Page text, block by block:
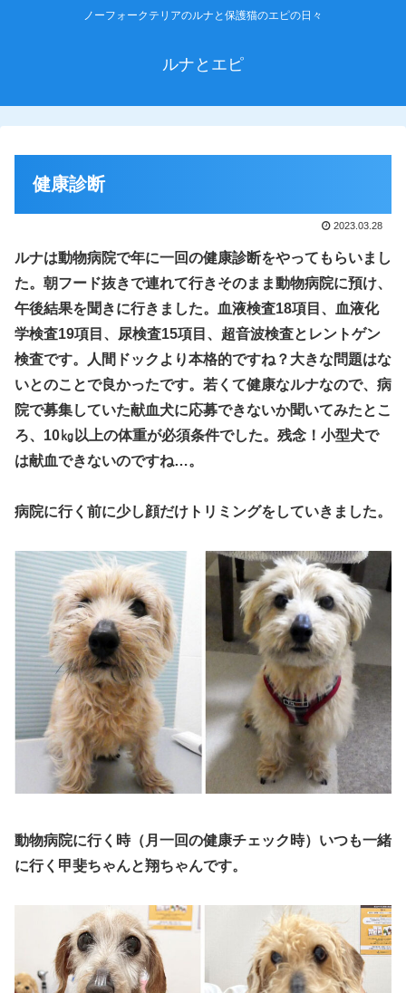
ノーフォークテリアのルナと保護猫のエピの日々
ルナとエピ
健康診断
2023.03.28
ルナは動物病院で年に一回の健康診断をやってもらいまし
た。朝フード抜きで連れて行きそのまま動物病院に預け、
午後結果を聞きに行きました。血液検査18項目、血液化
学検査19項目、尿検査15項目、超音波検査とレントゲン
検査です。人間ドックより本格的ですね？大きな問題はな
いとのことで良かったです。若くて健康なルナなので、病
院で募集していた献血犬に応募できないか聞いてみたとこ
ろ、10㎏以上の体重が必須条件でした。残念！小型犬で
は献血できないのですね…。
病院に行く前に少し顔だけトリミングをしていきました。
動物病院に行く時（月一回の健康チェック時） いつも一緒
に行く甲斐ちゃんと翔ちゃんです。